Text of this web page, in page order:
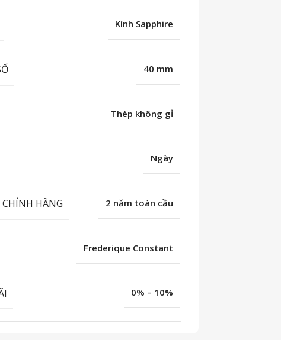
Kính Sapphire
40 mm
Thép không gỉ
Ngày
HÃNG 2 năm toàn cầu
Frederique Constant
0% – 10%